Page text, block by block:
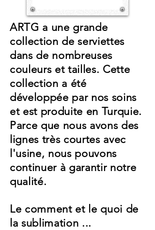
ARTG a une grande
collection de serviettes
dans de nombreuses
couleurs et tailles. Cette
collection a été
développée par nos soins
et est produite en Turquie.
Parce que nous avons des
lignes très courtes avec
l'usine, nous pouvons
continuer à garantir notre
qualité.
Le comment et le quoi de
la sublimation ...